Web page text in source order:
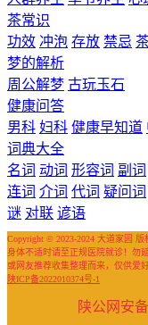
茶常识
功效 冲泡 存放 禁忌
梦的解析
周公解梦 古玩玉石
健康问答
男科 妇科 健康早知道
词典大全
名词 动词 形容词 副词
连词 介词 代词 疑问词
谜 对联 谚语
Copyright © 2023-2024 大道家园 版
身体不适时请至正规医院就诊！勿
或网友推荐收集整理而来，仅供爱
陕ICP备2022010374号-1
陕公网安